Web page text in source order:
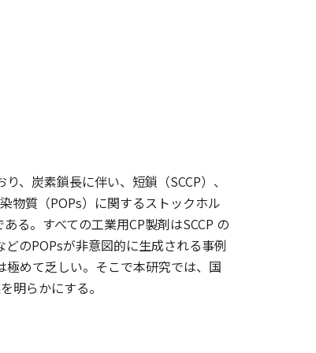
、炭素鎖長に伴い、短鎖（SCCP）、
物質（POPs）に関するストックホル
る。すべての工業用CP製剤はSCCP の
のPOPsが非意図的に生成される事例
めて乏しい。そこで本研究では、国
明らかにする。